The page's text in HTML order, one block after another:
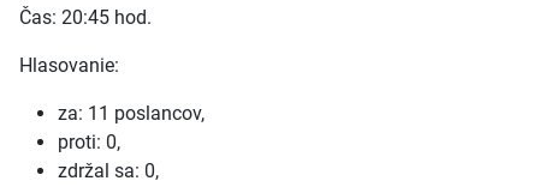
Čas: 20:45 hod.
Hlasovanie:
za: 11 poslancov,
proti: 0,
zdržal sa: 0,